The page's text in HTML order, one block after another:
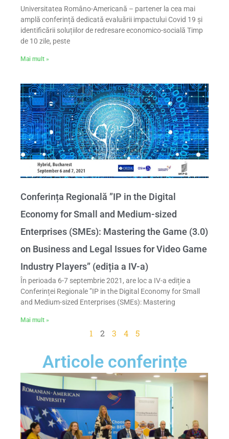
Universitatea Româno-Americană – partener la cea mai
amplă conferință dedicată evaluării impactului Covid 19 și
identificării soluțiilor de redresare economico-socială Timp
de 10 zile, peste
Mai mult »
Conferința Regională ”IP in the Digital
Economy for Small and Medium-sized
Enterprises (SMEs): Mastering the Game (3.0)
on Business and Legal Issues for Video Game
Industry Players” (ediția a IV-a)
În perioada 6-7 septembrie 2021, are loc a IV-a ediție a
Conferinței Regionale ”IP in the Digital Economy for Small
and Medium-sized Enterprises (SMEs): Mastering
Mai mult »
1 2 3 4 5
Articole conferințe